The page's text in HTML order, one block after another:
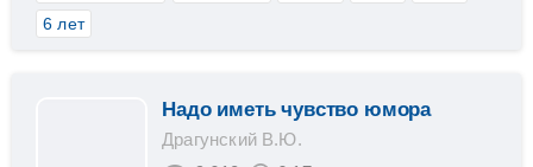
6 лет
Надо иметь чувство юмора
Драгунский В.Ю.